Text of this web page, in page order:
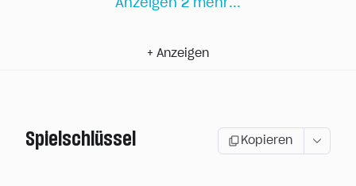
Anzeigen 2 mehr...
+ Anzeigen
Spielschlüssel Kopieren